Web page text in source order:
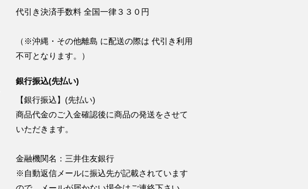
代引き決済手数料 全国一律３３０円
（※沖縄・その他離島 に配送の際は 代引き利用
不可となります。）
銀行振込(先払い)
【銀行振込】(先払い)
商品代金のご入金確認後に商品の発送をさせて
いただきます。
金融機関名：三井住友銀行
※自動返信メールに振込先が記載されています